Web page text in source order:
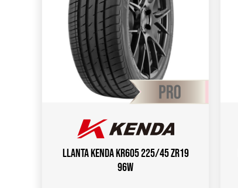
Llanta KENDA KR605 225/45 ZR19
96W